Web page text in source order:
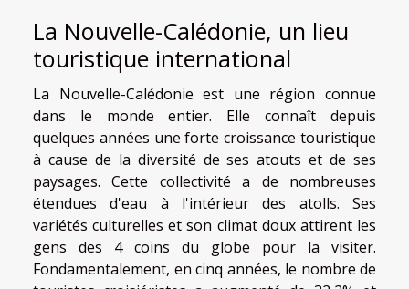
La Nouvelle-Calédonie, un lieu
touristique international
La Nouvelle-Calédonie est une région connue
dans le monde entier. Elle connaît depuis
quelques années une forte croissance touristique
à cause de la diversité de ses atouts et de ses
paysages. Cette collectivité a de nombreuses
étendues d'eau à l'intérieur des atolls. Ses
variétés culturelles et son climat doux attirent les
gens des 4 coins du globe pour la visiter.
Fondamentalement, en cinq années, le nombre de